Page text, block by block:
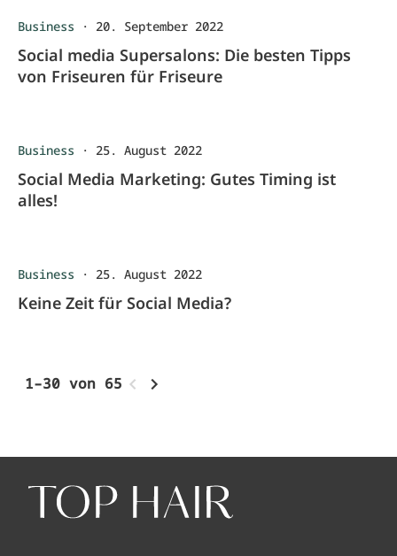
Business · 20. September 2022
Social media Supersalons: Die besten Tipps
von Friseuren für Friseure
Business · 25. August 2022
Social Media Marketing: Gutes Timing ist
alles!
Business · 25. August 2022
Keine Zeit für Social Media?
1–30 von 65